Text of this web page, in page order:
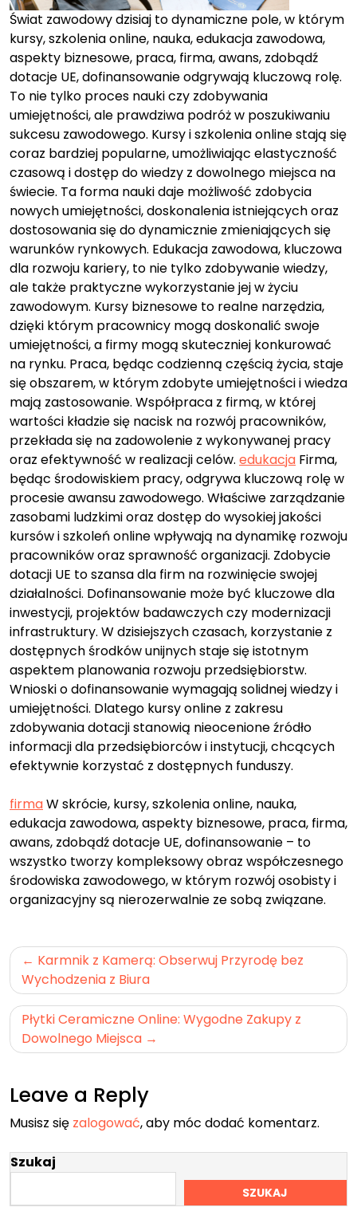
Świat zawodowy dzisiaj to dynamiczne pole, w którym
kursy, szkolenia online, nauka, edukacja zawodowa,
aspekty biznesowe, praca, firma, awans, zdobądź
dotacje UE, dofinansowanie odgrywają kluczową rolę.
To nie tylko proces nauki czy zdobywania
umiejętności, ale prawdziwa podróż w poszukiwaniu
sukcesu zawodowego. Kursy i szkolenia online stają się
coraz bardziej popularne, umożliwiając elastyczność
czasową i dostęp do wiedzy z dowolnego miejsca na
świecie. Ta forma nauki daje możliwość zdobycia
nowych umiejętności, doskonalenia istniejących oraz
dostosowania się do dynamicznie zmieniających się
warunków rynkowych. Edukacja zawodowa, kluczowa
dla rozwoju kariery, to nie tylko zdobywanie wiedzy,
ale także praktyczne wykorzystanie jej w życiu
zawodowym. Kursy biznesowe to realne narzędzia,
dzięki którym pracownicy mogą doskonalić swoje
umiejętności, a firmy mogą skuteczniej konkurować
na rynku. Praca, będąc codzienną częścią życia, staje
się obszarem, w którym zdobyte umiejętności i wiedza
mają zastosowanie. Współpraca z firmą, w której
wartości kładzie się nacisk na rozwój pracowników,
przekłada się na zadowolenie z wykonywanej pracy
oraz efektywność w realizacji celów. edukacja Firma,
będąc środowiskiem pracy, odgrywa kluczową rolę w
procesie awansu zawodowego. Właściwe zarządzanie
zasobami ludzkimi oraz dostęp do wysokiej jakości
kursów i szkoleń online wpływają na dynamikę rozwoju
pracowników oraz sprawność organizacji. Zdobycie
dotacji UE to szansa dla firm na rozwinięcie swojej
działalności. Dofinansowanie może być kluczowe dla
inwestycji, projektów badawczych czy modernizacji
infrastruktury. W dzisiejszych czasach, korzystanie z
dostępnych środków unijnych staje się istotnym
aspektem planowania rozwoju przedsiębiorstw.
Wnioski o dofinansowanie wymagają solidnej wiedzy i
umiejętności. Dlatego kursy online z zakresu
zdobywania dotacji stanowią nieocenione źródło
informacji dla przedsiębiorców i instytucji, chcących
efektywnie korzystać z dostępnych funduszy.
firmaW skrócie, kursy, szkolenia online, nauka,
edukacja zawodowa, aspekty biznesowe, praca, firma,
awans, zdobądź dotacje UE, dofinansowanie – to
wszystko tworzy kompleksowy obraz współczesnego
środowiska zawodowego, w którym rozwój osobisty i
organizacyjny są nierozerwalnie ze sobą związane.
Nawigacja
wpisu
Karmnik z Kamerą: Obserwuj Przyrodę bez
Wychodzenia z Biura
Płytki Ceramiczne Online: Wygodne Zakupy z
Dowolnego Miejsca
Leave a Reply
Musisz się zalogować, aby móc dodać komentarz.
Szukaj
SZUKAJ